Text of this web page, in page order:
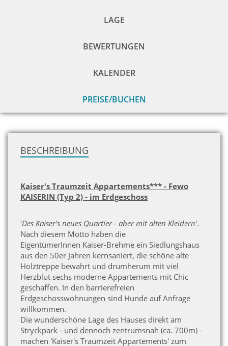
LAGE
BEWERTUNGEN
KALENDER
PREISE/BUCHEN
BESCHREIBUNG
Kaiser's Traumzeit Appartements*** - Fewo
KAISERIN (Typ 2) - im Erdgeschoss
'Des Kaiser's neues Quartier - aber mit alten Kleidern'.
Nach diesem Motto haben die
EigentümerInnen Kaiser-Brehme ein Siedlungshaus
aus den 50er Jahren kernsaniert, die schöne alte
Holztreppe bewahrt und drumherum mit viel
Herzblut sechs moderne Appartements mit Chic
geschaffen. In den barrierefreien
Erdgeschosswohnungen sind Hunde auf Anfrage
willkommen.
Die wunderschöne Lage des Hauses direkt am
Stryckpark - und dennoch zentrumsnah (ca. 700m) -
machen 'Kaiser's Traumzeit Appartements' zum